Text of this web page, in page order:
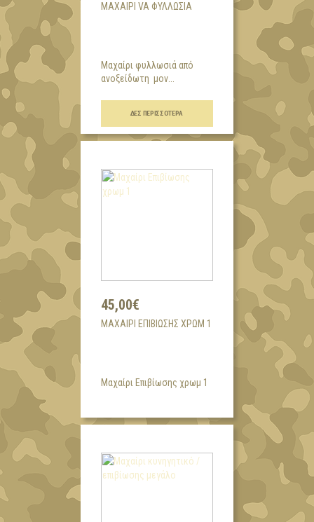
ΜΑΧΑΊΡΙ VA ΦΥΛΛΩΣΙΆ
Μαχαίρι φυλλωσιά από
ανοξείδωτη μον...
ΔΕΣ ΠΕΡΙΣΣΌΤΕΡΑ
45,00€
ΜΑΧΑΊΡΙ ΕΠΙΒΊΩΣΗΣ ΧΡΩΜ 1
Μαχαίρι Επιβίωσης χρωμ 1